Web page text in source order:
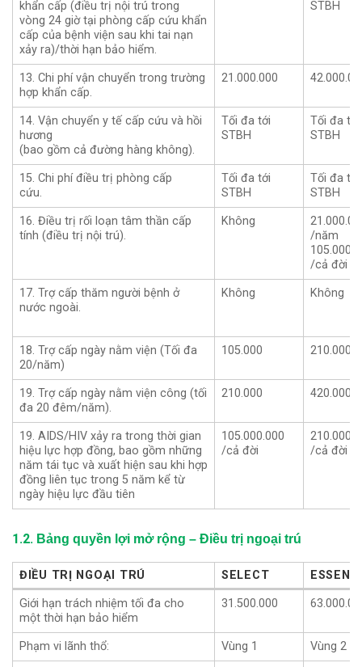
khẩn cấp (điều trị nội trú trong
vòng 24 giờ tại phòng cấp cứu khẩn
cấp của bệnh viện sau khi tai nạn
xảy ra)/thời hạn bảo hiểm.
STBH
13. Chi phí vận chuyển trong trường
hợp khẩn cấp.
21.000.000
14. Vận chuyển y tế cấp cứu và hồi
hương
(bao gồm cả đường hàng không).
Tối đa tới
STBH
Tối đa tới
STBH
15. Chi phí điều trị phòng cấp
cứu.
Tối đa tới
STBH
Tối đa tới
STBH
16. Điều trị rối loạn tâm thần cấp
tính (điều trị nội trú).
Không
/năm
/cả đời
17. Trợ cấp thăm người bệnh ở
nước ngoài.
Không Không
18. Trợ cấp ngày nằm viện (Tối đa
20/năm)
105.000 210.000
19. Trợ cấp ngày nằm viện công (tối
đa 20 đêm/năm).
210.000 420.000
19. AIDS/HIV xảy ra trong thời gian
hiệu lực hợp đồng, bao gồm những
năm tái tục và xuất hiện sau khi hợp
đồng liên tục trong 5 năm kể từ
ngày hiệu lực đầu tiên
105.000.000
/cả đời
/cả đời
1.2. Bảng quyền lợi mở rộng – Điều trị ngoại trú
ĐIỀU TRỊ NGOẠI TRÚ SELECT
ĐIỀU TRỊ NGOẠI TRÚ
SELECT
Giới hạn trách nhiệm tối đa cho
một thời hạn bảo hiểm
31.500.000
Phạm vi lãnh thổ: Vùng 1 Vùng 2